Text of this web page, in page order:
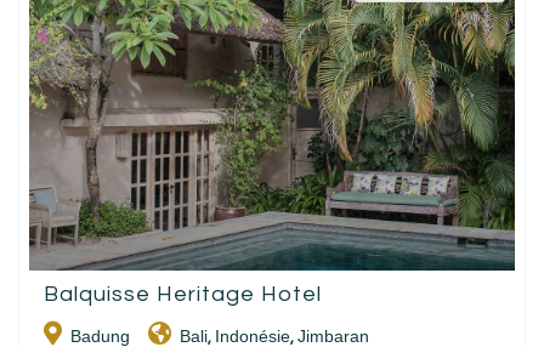
Balquisse Heritage Hotel
Badung Bali, Indonésie, Jimbaran